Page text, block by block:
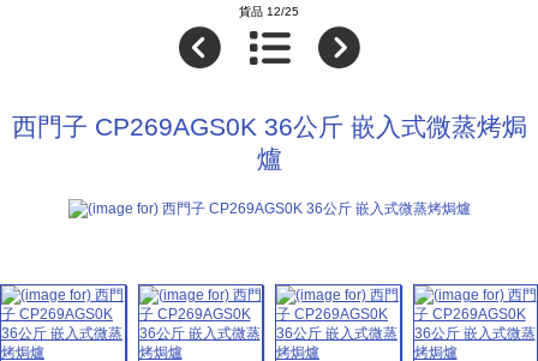
貨品 12/25
西門子 CP269AGS0K 36公斤 嵌入式微蒸烤焗
爐